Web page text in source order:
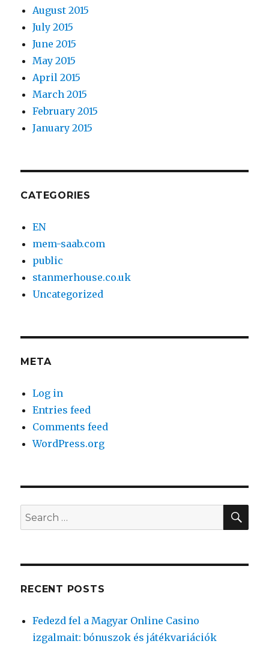
August 2015
July 2015
June 2015
May 2015
April 2015
March 2015
February 2015
January 2015
CATEGORIES
EN
mem-saab.com
public
stanmerhouse.co.uk
Uncategorized
META
Log in
Entries feed
Comments feed
WordPress.org
Search
for:
RECENT POSTS
Fedezd fel a Magyar Online Casino
izgalmait: bónuszok és játékvariációk